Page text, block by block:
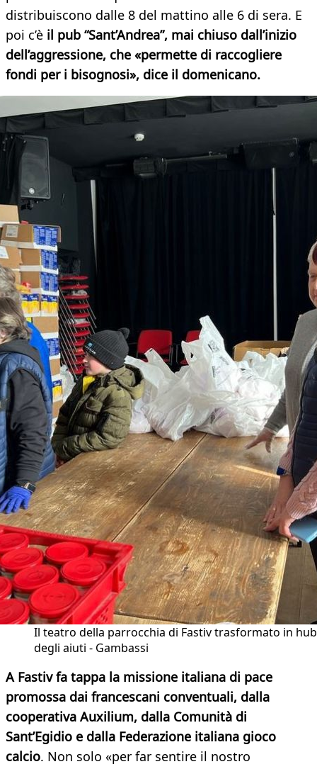
distribuiscono dalle 8 del mattino alle 6 di sera. E
poi c’è il pub “Sant’Andrea”, mai chiuso dall’inizio
dell’aggressione, che «permette di raccogliere
fondi per i bisognosi», dice il domenicano.
Il teatro della parrocchia di Fastiv trasformato in hub
degli aiuti - Gambassi
A Fastiv fa tappa la missione italiana di pace
promossa dai francescani conventuali, dalla
cooperativa Auxilium, dalla Comunità di
Sant’Egidio e dalla Federazione italiana gioco
calcio. Non solo «per far sentire il nostro